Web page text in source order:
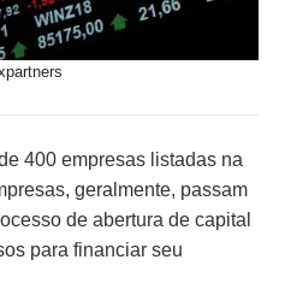
400 empresas listadas na
geralmente, passam
de abertura de capital
para financiar seu